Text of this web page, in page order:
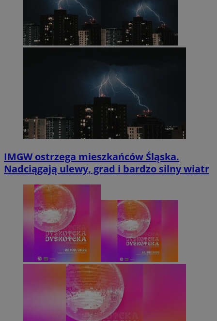
IMGW ostrzega mieszkańców Śląska.
Nadciągają ulewy, grad i bardzo silny wiatr